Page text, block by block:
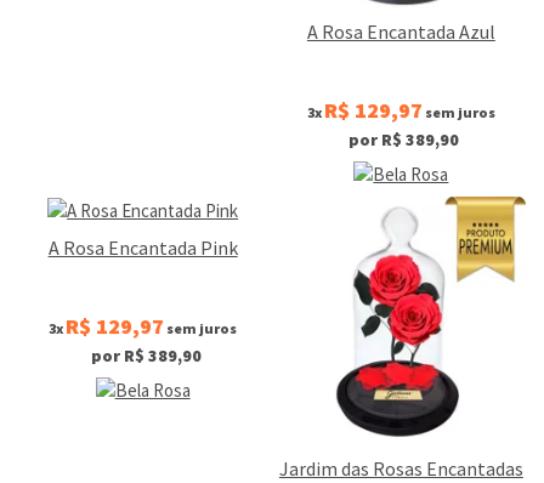
A Rosa Encantada Azul
3x R$ 129,97 sem juros
por R$ 389,90
A Rosa Encantada Pink
3x R$ 129,97 sem juros
por R$ 389,90
Jardim das Rosas Encantadas